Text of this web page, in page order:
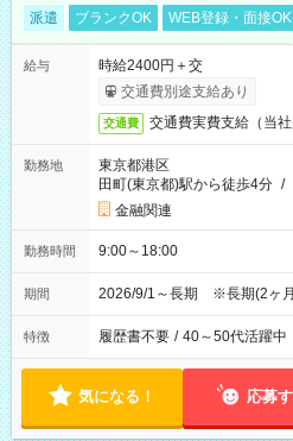
派遣 ブランクOK WEB登録・面接OK
給与
時給2400円＋交
交通費別途支給あり
交通費 交通費実費支給（当社
勤務地
東京都港区
田町(東京都)駅から徒歩4分 /
金融関連
勤務時間 9:00～18:00
期間 2026/9/1～長期 ※長期(2ヶ
特徴 履歴書不要 / 40～50代活躍中
気になる！ 応募